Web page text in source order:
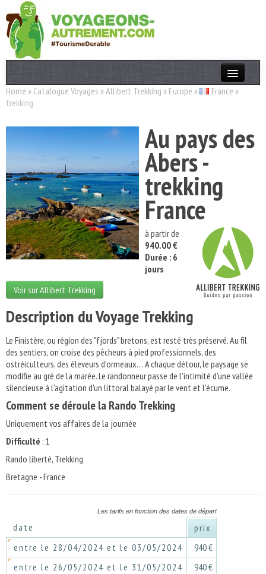
Actualités
Destinations
Acteurs
Thèmes
OK
Home » Catalogue Voyages »Allibert Trekking » Europe » France »
trekking
Au pays des
Abers -
trekking
France
à partir de
940.00 €
Durée : 6
jours
Voir sur Allibert Trekking
Description du Voyage Trekking
Le Finistère, ou région des "fjords" bretons, est resté très préservé. Au fil
des sentiers, on croise des pêcheurs à pied professionnels, des
ostréiculteurs, des éleveurs d'ormeaux… A chaque détour, le paysage se
modifie au gré de la marée. Le randonneur passe de l'inti­mité d'une vallée
silencieuse à l'agitation d'un littoral balayé par le vent et l'écume.
Comment se déroule la Rando Trekking
Uniquement vos affaires de la journée
Difficulté : 1
Rando liberté, Trekking
Bretagne - France
Les tarifs en fonction des dates de départ
date
prix
entre le 28/04/2024 et le 03/05/2024
940 €
entre le 26/05/2024 et le 31/05/2024
940 €